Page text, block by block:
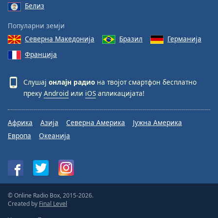
Белиз
Популарни земји
Северна Македонија
Бразил
Германија
Франција
Слушај онлајн радио на твојот смартфон бесплатно
преку Android или iOS апликацијата!
Африка Азија Северна Америка
Јужна Америка
Европа
Океанија
© Online Radio Box, 2015-2026.
Created by Final Level